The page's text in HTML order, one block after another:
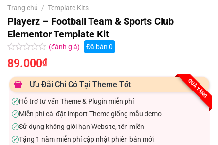
Trang chủ / Template Kits
Playerz – Football Team & Sports Club
Elementor Template Kit
Được
xếp
0.0
5
sao
(đánh giá) Đã bán 0
89.000₫
QUÀ TẶNG
Ưu Đãi Chỉ Có Tại Theme Tốt
✓Hỗ trợ tư vấn Theme & Plugin miễn phí
✓Miễn phí cài đặt import Theme giống mẫu demo
✓Sử dụng không giới hạn Website, tên miền
✓Tặng 1 năm miễn phí cập nhật phiên bản mới